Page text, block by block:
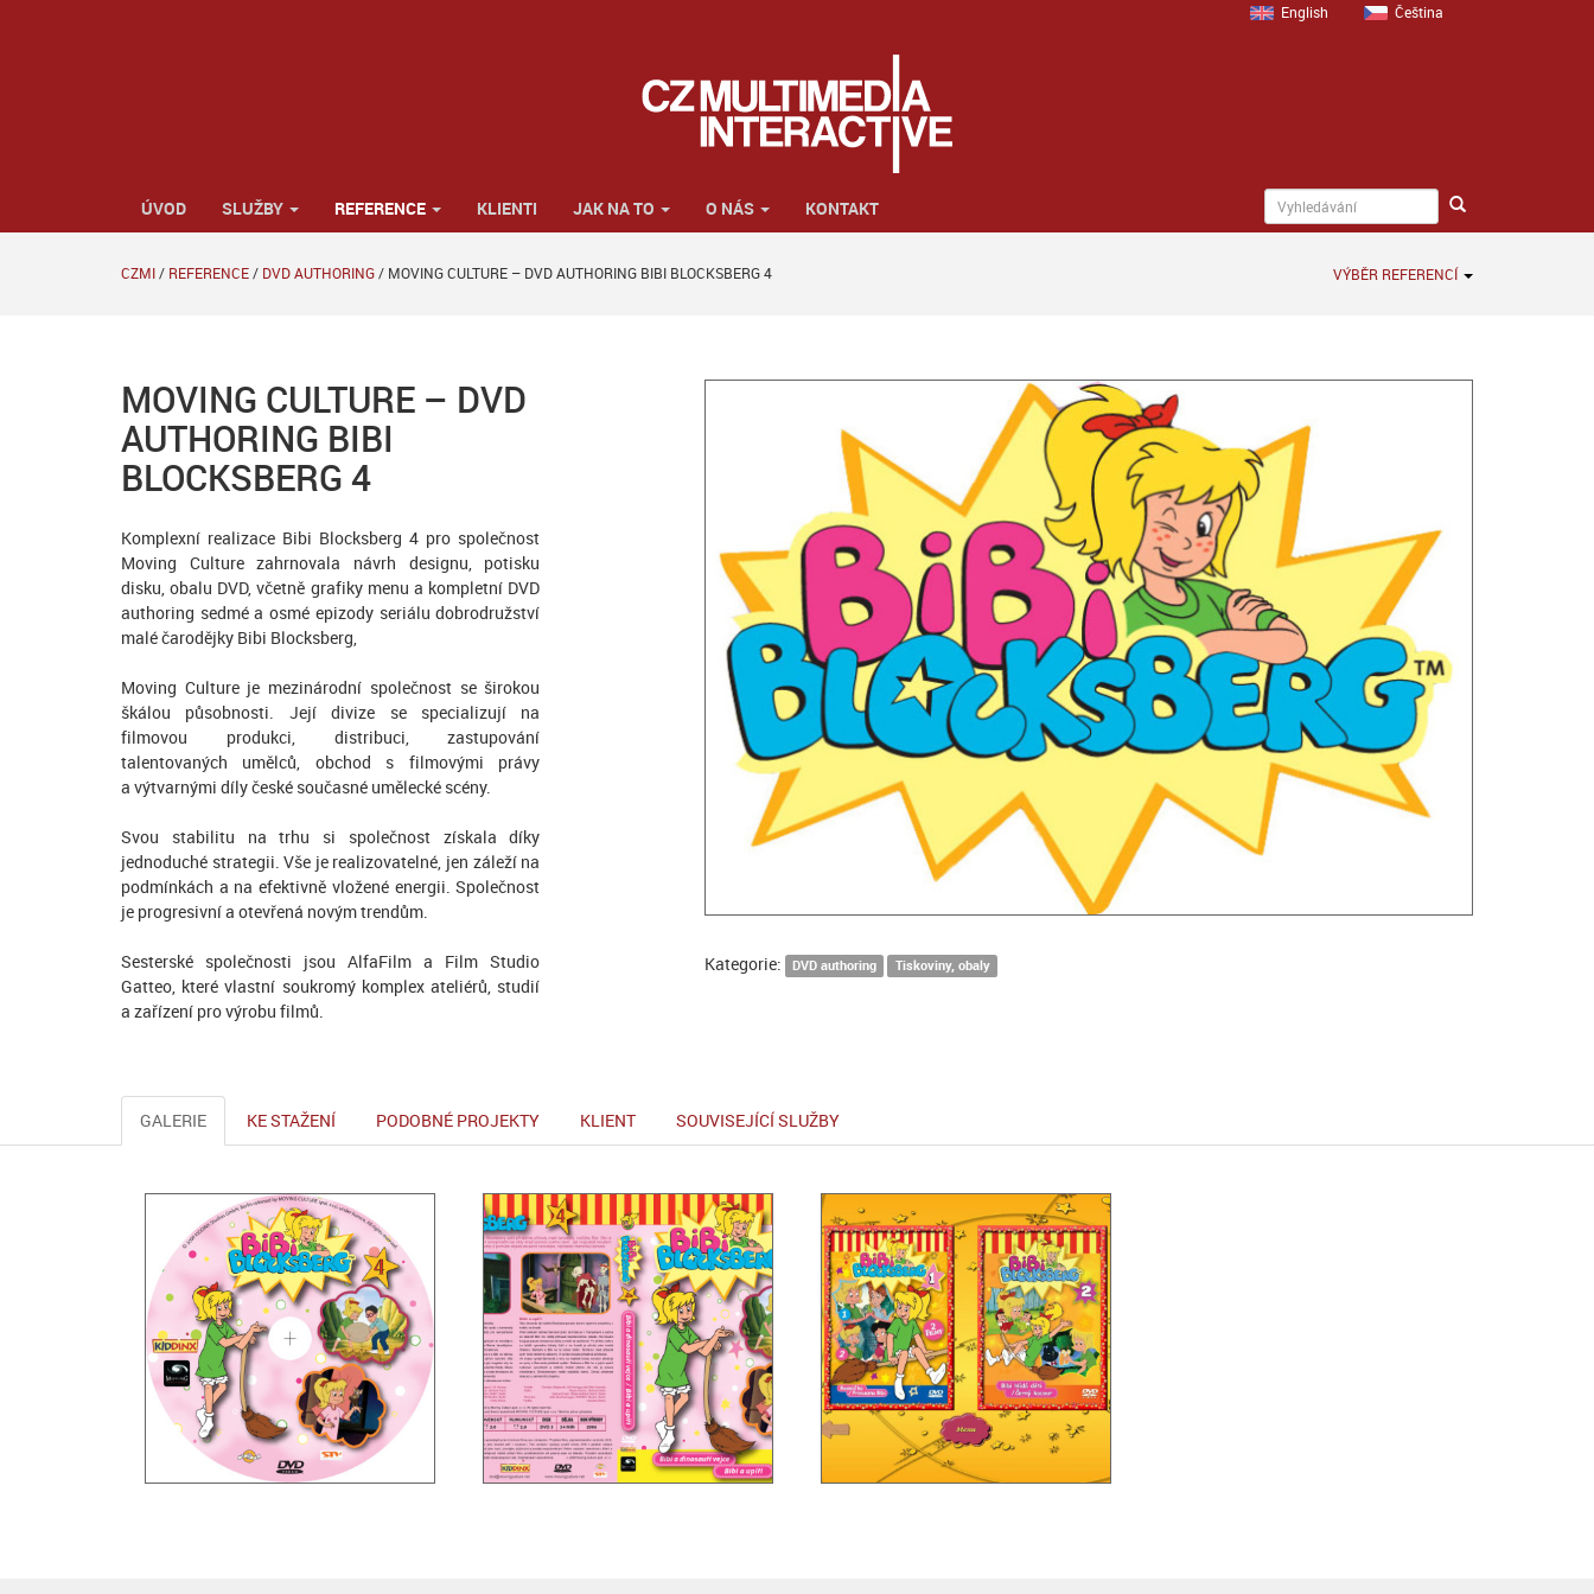
English Čeština
ÚVOD SLUŽBY REFERENCE KLIENTI JAK NA TO O NÁS KONTAKT
CZMI/ REFERENCE/ DVD AUTHORING/ MOVING CULTURE – DVD AUTHORING BIBI BLOCKSBERG 4 VÝBĚR REFERENCÍ
MOVING CULTURE – DVD
AUTHORING BIBI
BLOCKSBERG 4
Komplexní realizace Bibi Blocksberg 4 pro společnost
Moving Culture zahrnovala návrh designu, potisku
disku, obalu DVD, včetně grafiky menu a kompletní DVD
authoring sedmé a osmé epizody seriálu dobrodružství
malé čarodějky Bibi Blocksberg,
Moving Culture je mezinárodní společnost se širokou
škálou působnosti. Její divize se specializují na
filmovou produkci, distribuci, zastupování
talentovaných umělců, obchod s filmovými právy
a výtvarnými díly české současné umělecké scény.
Svou stabilitu na trhu si společnost získala díky
jednoduché strategii. Vše je realizovatelné, jen záleží na
podmínkách a na efektivně vložené energii. Společnost
je progresivní a otevřená novým trendům.
Sesterské společnosti jsou AlfaFilm a Film Studio
Gatteo, které vlastní soukromý komplex ateliérů, studií
a zařízení pro výrobu filmů.
Kategorie: DVD authoring Tiskoviny, obaly
GALERIE KE STAŽENÍ PODOBNÉ PROJEKTY KLIENT SOUVISEJÍCÍ SLUŽBY